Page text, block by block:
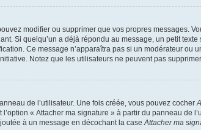
modifier ou supprimer que vos propres messages.
Si quelqu’un a déjà répondu au message, un petit
Ce message n’apparaîtra pas si un modérateur
Notez que les utilisateurs ne peuvent pas
de l’utilisateur. Une fois créée, vous pouvez cocher
« Attacher ma signature » à partir du panneau de
à un message en décochant la case Attacher ma